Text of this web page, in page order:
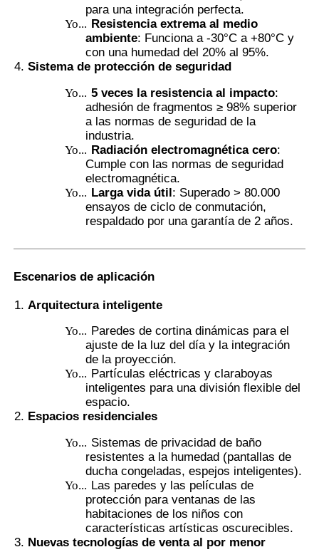
para una integración perfecta.
Yo... Resistencia extrema al medio
ambiente: Funciona a -30°C a +80°C y
con una humedad del 20% al 95%.
Sistema de protección de seguridad
Yo... 5 veces la resistencia al impacto:
adhesión de fragmentos ≥ 98% superior
a las normas de seguridad de la
industria.
Yo... Radiación electromagnética cero:
Cumple con las normas de seguridad
electromagnética.
Yo... Larga vida útil: Superado > 80.000
ensayos de ciclo de conmutación,
respaldado por una garantía de 2 años.
Escenarios de aplicación
Arquitectura inteligente
Yo... Paredes de cortina dinámicas para el
ajuste de la luz del día y la integración
de la proyección.
Yo... Partículas eléctricas y claraboyas
inteligentes para una división flexible del
espacio.
Espacios residenciales
Yo... Sistemas de privacidad de baño
resistentes a la humedad (pantallas de
ducha congeladas, espejos inteligentes).
Yo... Las paredes y las películas de
protección para ventanas de las
habitaciones de los niños con
características artísticas oscurecibles.
Nuevas tecnologías de venta al por menor